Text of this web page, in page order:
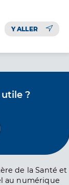
Y ALLER
?
de la Santé et
au numérique